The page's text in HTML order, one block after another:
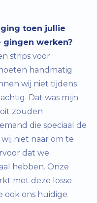
toen jullie
werken?
strips voor
handmatig
wij niet tijdens
Dat was mijn
zouden
die speciaal de
niet naar om te
dat we
hebben. Onze
met deze losse
ook ons huidige